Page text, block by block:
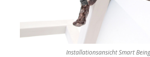
Installationsansicht Smart